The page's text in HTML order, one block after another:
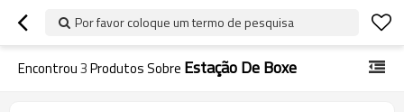
Por favor coloque um termo de pesquisa
Encontrou3Produtos Sobre Estação De Boxe